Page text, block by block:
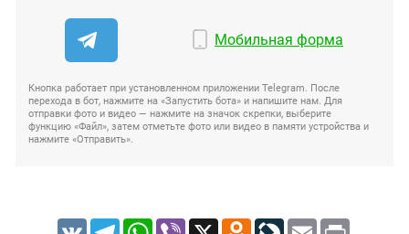
Мобильная форма
Кнопка работает при установленном приложении Telegram. После
перехода в бот, нажмите на «Запустить бота» и напишите нам. Для
отправки фото и видео — нажмите на значок скрепки, выберите
функцию «Файл», затем отметьте фото или видео в памяти устройства и
нажмите «Отправить».
VK TelegramWhatsApp
Viber X Odnoklassniki
LiveJournal
Email Print